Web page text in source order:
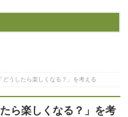
うしたら楽しくなる？」を考える
ら楽しくなる？」を考